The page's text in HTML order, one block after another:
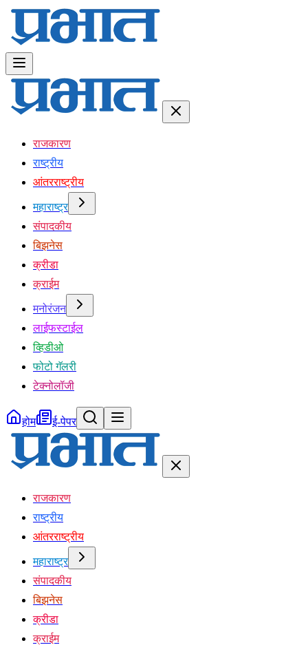
राजकारण
राष्ट्रीय
आंतरराष्ट्रीय
महाराष्ट्र
संपादकीय
बिझनेस
क्रीडा
क्राईम
मनोरंजन
लाईफस्टाईल
व्हिडीओ
फोटो गॅलरी
टेक्नोलॉजी
होम ई-पेपर
राजकारण
राष्ट्रीय
आंतरराष्ट्रीय
महाराष्ट्र
संपादकीय
बिझनेस
क्रीडा
क्राईम